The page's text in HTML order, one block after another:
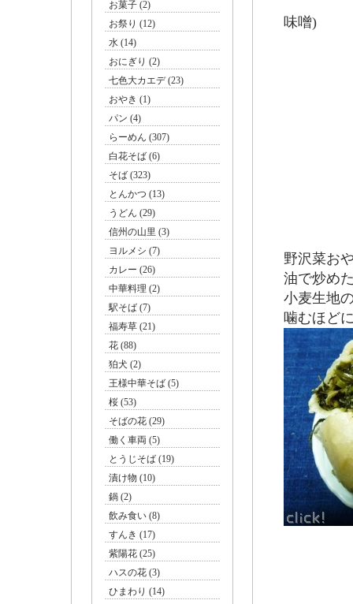
お菓子 (2)
お祭り (12)
水 (14)
おにぎり (2)
七色大カエデ (23)
おやき (1)
パン (4)
らーめん (307)
白花そば (6)
そば (323)
とんかつ (13)
うどん (29)
信州の山里 (3)
ヨルメシ (7)
カレー (26)
中華料理 (2)
駅そば (7)
福寿草 (21)
花 (88)
狛犬 (2)
王様中華そば (5)
桜 (53)
そばの花 (29)
働く車両 (5)
とうじそば (19)
漬け物 (10)
鍋 (2)
飲み食い (8)
すんき (17)
紫陽花 (25)
ハスの花 (3)
ひまわり (14)
味噌)
野沢菜お
油で炒め
小麦生地
噛むほど